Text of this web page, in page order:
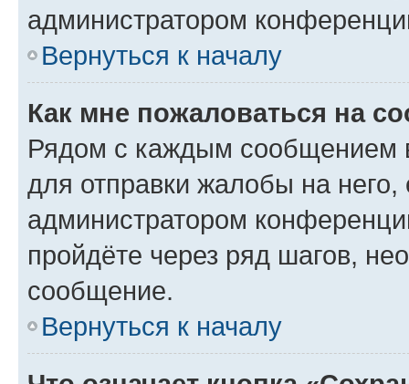
администратором
Вернуться к началу
Как мне пожаловаться на
Рядом с каждым сообщением
для отправки жалобы на
администратором
пройдёте через ряд шагов,
сообщение.
Вернуться к началу